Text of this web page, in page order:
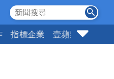
指標企業 壹蘋頭家